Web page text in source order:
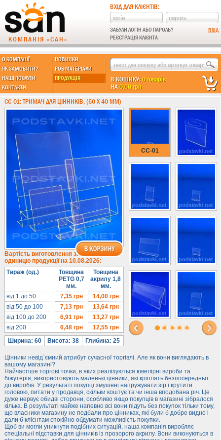
КОМПАНІЯ «САН»
ВХІД ДЛЯ КЛІЄНТІВ:
ЗАБУЛИ ЛОГІН АБО ПАРОЛЬ?
РЕЄСТРАЦІЯ КЛІЄНТА
О КОМПАНІЇ
НОВИНКИ
ЯК ЗАМОВИТИ?
POS МАТЕРІАЛИ
НАШІ ПОСЛУГИ
ПРОДУКЦІЯ
КОНТАКТИ
В КОШИКУ:0 товарів
НА0,00 грн
МЫ ДЕЛАЕМ:
Підставки із пластику
Новинки !!!
Різні підставки
Під поліграфію
Навісні кишені
Менюхолдери
Під мобільні
Під біжутерію
Гірки та подіуми
Під косметику
Під солодке
Для хот-догів
Лототрони
Ящики з акрилу
Цінники
Засоби захисту
Інформ. стенди
Підлогові стійки
CC-01: ТРИМАЧ ДЛЯ ЦІННИКІВ, (60 Х 40 ММ)
Вартість виготовлення за
одиницю продукції на 10.08.2026:
Тираж (од.)
Товщина
PETG 0,7
мм.
Товщина
акрилу 1,8
мм.
від 1 до 50
7,35грн 14,00грн
від 50 до 100
7,13грн 13,64грн
від 100 до 200
6,91грн 13,27грн
від 200
6,48грн 12,55грн
Ширина: 60
Висота: 38 Глибина: 25
Цінники невід`ємний атрибут сучасної торгівлі. Але як вони виглядають в
вашому магазині?
Найчастіше торгові точки, в яких реалізуються ювелірні вироби та
біжутерія, використовують маленькі цінники, які кріплять безпосередньо
до виробів. У результаті покупці змушені напружувати зір і крутити
головою, питати у продавця, скільки коштує та чи інша вподобана річ. Це
дуже нервує обидві сторони, особливо якщо покупців в магазині зібралося
кілька. В результаті майже напевно всі вони підуть без покупок тільки тому,
що власники магазину не подбали про цінниках, які були б добре видно і
дали б клієнтам спокійно обдумати можливість покупки.
Щоб ви могли уникнути подібних ситуацій, наша компанія виробляє
спеціальні підставки для цінників із прозорого акрилу. Вони виконуються в
CC-01